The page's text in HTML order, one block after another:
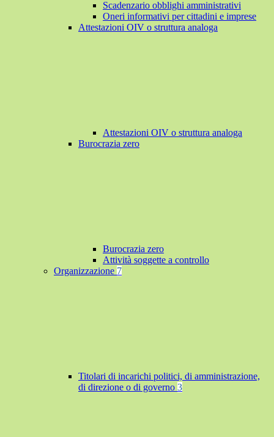
Scadenzario obblighi amministrativi
Oneri informativi per cittadini e imprese
Attestazioni OIV o struttura analoga
Attestazioni OIV o struttura analoga
Burocrazia zero
Burocrazia zero
Attività soggette a controllo
Organizzazione 7
Titolari di incarichi politici, di amministrazione,
di direzione o di governo 3